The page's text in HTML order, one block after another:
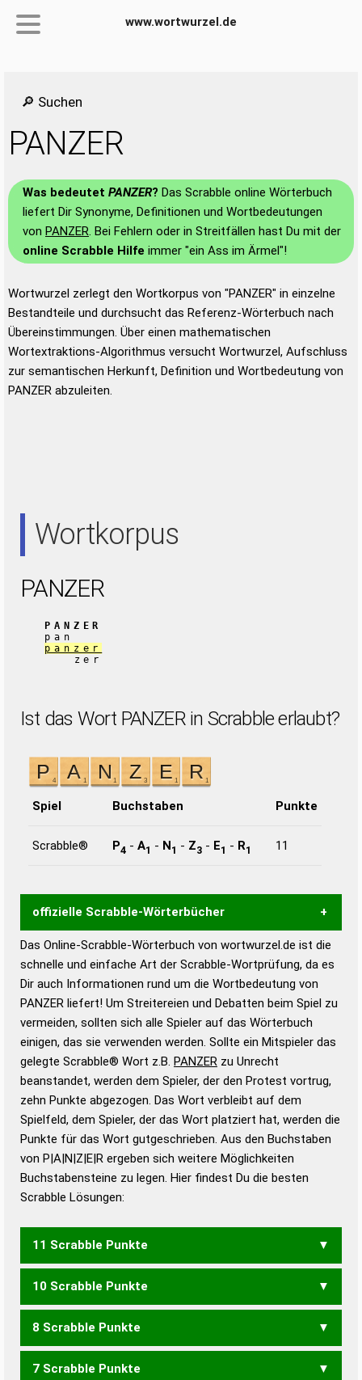
www.wortwurzel.de
🔎 Suchen
PANZER
Was bedeutet PANZER? Das Scrabble online Wörterbuch
liefert Dir Synonyme, Definitionen und Wortbedeutungen
von PANZER. Bei Fehlern oder in Streitfällen hast Du mit der
online Scrabble Hilfe immer "ein Ass im Ärmel"!
Wortwurzel zerlegt den Wortkorpus von "PANZER" in einzelne
Bestandteile und durchsucht das Referenz-Wörterbuch nach
Übereinstimmungen. Über einen mathematischen
Wortextraktions-Algorithmus versucht Wortwurzel, Aufschluss
zur semantischen Herkunft, Definition und Wortbedeutung von
PANZER abzuleiten.
Wortkorpus
PANZER
PANZER
pan
panzer
zer
Ist das Wort PANZER in Scrabble erlaubt?
Spiel Buchstaben Punkte
Scrabble® P4 - A1 - N1 - Z3 - E1 - R1 11
offizielle Scrabble-Wörterbücher
Wortwurzel liefert mit Hilfe eines semantischen
Wortanalyse-Algorithmus gute Anhaltspunkte zu
Wortbedeutung, Worttrennung und Wortform, um die
Gültigkeit eines Wortes für das Scrabble-Spiel zu
bestimmen!
zugelassene Turnier Scrabble-
Wörterbücher sind:
Duden – Standardwerk in 12 Bänden
Duden – Richtiges und gutes
Deutsch
Duden – Die deutsche Grammatik
Duden – Deutsches
Das Online-Scrabble-Wörterbuch von wortwurzel.de ist die
schnelle und einfache Art der Scrabble-Wortprüfung, da es
Dir auch Informationen rund um die Wortbedeutung von
PANZER liefert! Um Streitereien und Debatten beim Spiel zu
vermeiden, sollten sich alle Spieler auf das Wörterbuch
einigen, das sie verwenden werden. Sollte ein Mitspieler das
gelegte Scrabble® Wort z.B. PANZER zu Unrecht
beanstandet, werden dem Spieler, der den Protest vortrug,
zehn Punkte abgezogen. Das Wort verbleibt auf dem
Spielfeld, dem Spieler, der das Wort platziert hat, werden die
Punkte für das Wort gutgeschrieben. Aus den Buchstaben
von P|A|N|Z|E|R ergeben sich weitere Möglichkeiten
Buchstabensteine zu legen. Hier findest Du die besten
Scrabble Lösungen:
11 Scrabble Punkte
PANZRE PARZEN PRANZE
10 Scrabble Punkte
PARZE PRANZ
8 Scrabble Punkte
APERN
7 Scrabble Punkte